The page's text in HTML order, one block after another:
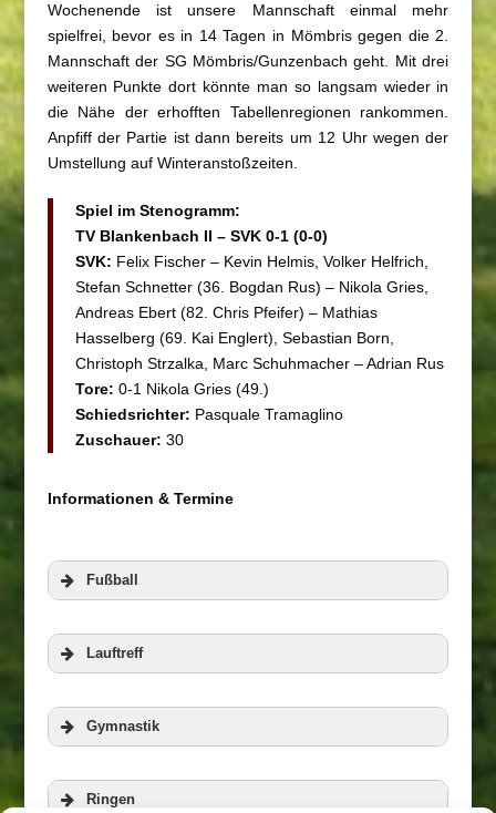
Wochenende ist unsere Mannschaft einmal mehr
spielfrei, bevor es in 14 Tagen in Mömbris gegen die 2.
Mannschaft der SG Mömbris/Gunzenbach geht. Mit drei
weiteren Punkte dort könnte man so langsam wieder in
die Nähe der erhofften Tabellenregionen rankommen.
Anpfiff der Partie ist dann bereits um 12 Uhr wegen der
Umstellung auf Winteranstoßzeiten.
Spiel im Stenogramm:
TV Blankenbach II – SVK 0-1 (0-0)
SVK: Felix Fischer – Kevin Helmis, Volker Helfrich,
Stefan Schnetter (36. Bogdan Rus) – Nikola Gries,
Andreas Ebert (82. Chris Pfeifer) – Mathias
Hasselberg (69. Kai Englert), Sebastian Born,
Christoph Strzalka, Marc Schuhmacher – Adrian Rus
Tore: 0-1 Nikola Gries (49.)
Schiedsrichter: Pasquale Tramaglino
Zuschauer: 30
Informationen & Termine
Fußball
Lauftreff
Gymnastik
Ringen